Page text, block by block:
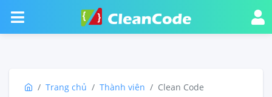
Trang chủ Thành viên Clean Code